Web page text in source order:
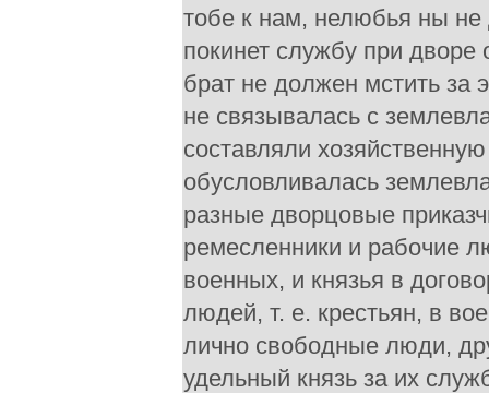
тобе к нам, нелюбья ны не
покинет службу при дворе
брат не должен мстить за
не связывалась с
составляли
обусловливалась
разные дворцовые
ремесленники и рабочие
военных, и князья в
людей, т. е. крестьян, в
лично свободные люди,
удельный князь за их